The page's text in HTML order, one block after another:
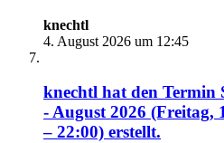
knechtl
4. August 2026 um 12:45
knechtl hat den Termin
- August 2026 (Freitag,
– 22:00) erstellt.